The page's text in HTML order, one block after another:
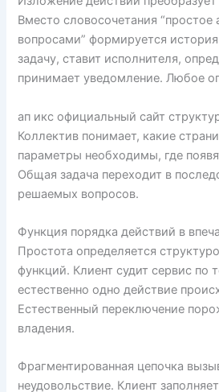
Вместо словосочетания
вопросами” формируется
задачу, ставит исполнителя,
принимает уведомление. Любое
ап икс официальный сайт
Коллектив понимает, какие
параметры необходимы, где
Общая задача переходит в
решаемых вопросов.
Функция порядка действий в
Простота определяется
функций. Клиент судит сервис по
естественно одно действие
Естественный переключение
владения.
Фрагментированная цепочка
неудовольствие. Клиент